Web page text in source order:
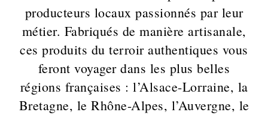
producteurs locaux passionnés par leur
métier. Fabriqués de manière artisanale,
ces produits du terroir authentiques vous
feront voyager dans les plus belles
régions françaises : l’Alsace-Lorraine, la
Bretagne, le Rhône-Alpes, l’Auvergne, le